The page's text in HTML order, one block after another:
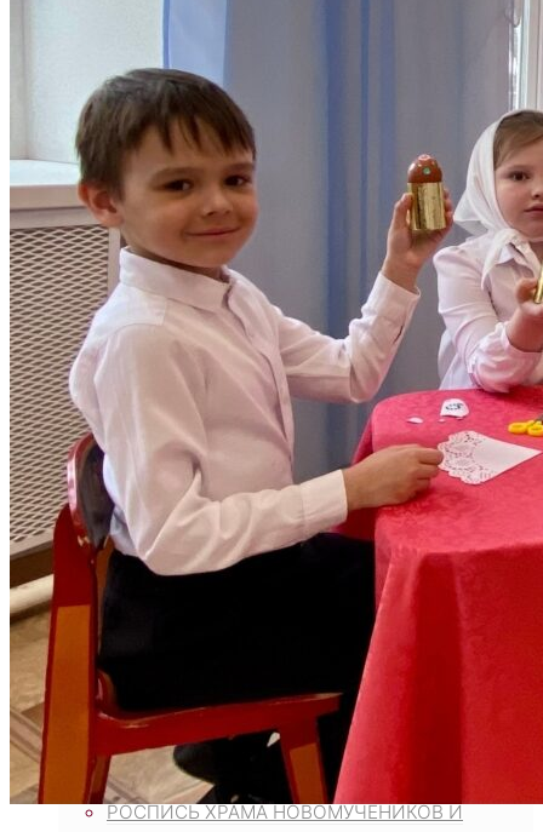
ЧУВАШСКИЙ, ГЛАВА ЧУВАШСКОЙ
О ХРАМЕ
НАСТОЯТЕЛЬ
СВЯЩЕННОСЛУЖИТЕЛИ
ТАИНСТВО И ТРЕБЫ
ДЕЯТЕЛЬНОСТЬ ХРАМА
ВОСКРЕСНАЯ ШКОЛА
МОЛОДЕЖНЫЙ КЛУБ «КОРАБЛЬ ВЕРЫ»
МОЛОДЕЖНЫЙ КЛУБ «ФАВОР»
«ПРАВОСЛАВНЫЕ БЕСЕДЫ»
БИБЛИОТЕКА
ОГЛАСИТЕЛЬНЫЕ БЕСЕДЫ
ЦЕНТР ГУМАНИТАРНОЙ ПОМОЩИ
РАСПИСАНИЕ БОГОСЛУЖЕНИЙ
ПАЛОМНИКАМ
РОСПИСЬ ХРАМА НОВОМУЧЕНИКОВ И